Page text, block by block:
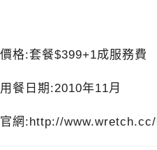
價格:套餐$399+1成服務費
用餐日期:2010年11月
官網:http://